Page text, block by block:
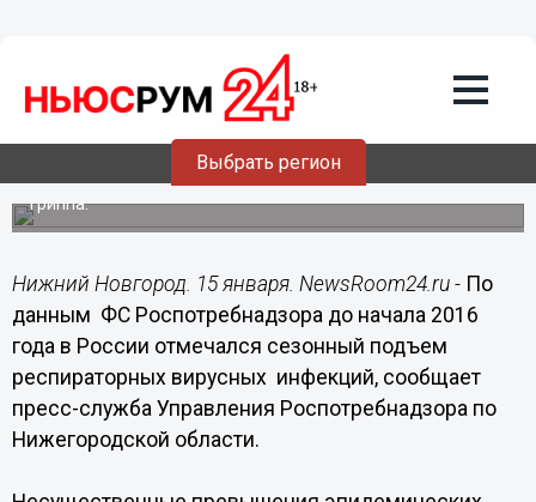
Выбрать регион
Увеличение количества больных ОРВИ
и гриппом отмечает Роспотребнадзор
в крупных городах
Наблюдается также рост удельного веса вирусов
гриппа.
Нижний Новгород. 15 января. NewsRoom24.ru - По
данным ФС Роспотребнадзора до начала 2016
года в России отмечался сезонный подъем
респираторных вирусных инфекций, сообщает
пресс-служба Управления Роспотребнадзора по
Нижегородской области.